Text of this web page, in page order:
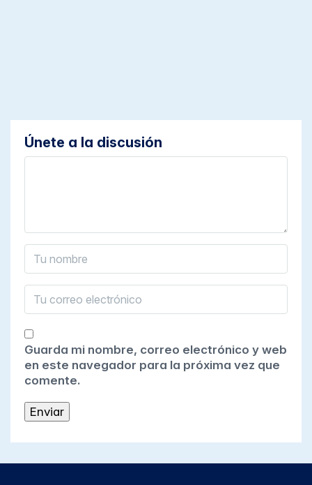
Únete a la discusión
Guarda mi nombre, correo electrónico y web
en este navegador para la próxima vez que
comente.